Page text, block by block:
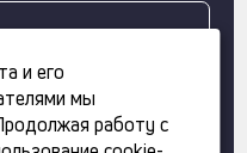
11 68
84 35
и его
мы
работу с